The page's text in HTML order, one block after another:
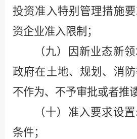
投资准入特别管理措施
资企业准入限制；
（九）因新业态新
政府在土地、规划、消
不作为、不予审批或者推
（十）准入要求设
条件；